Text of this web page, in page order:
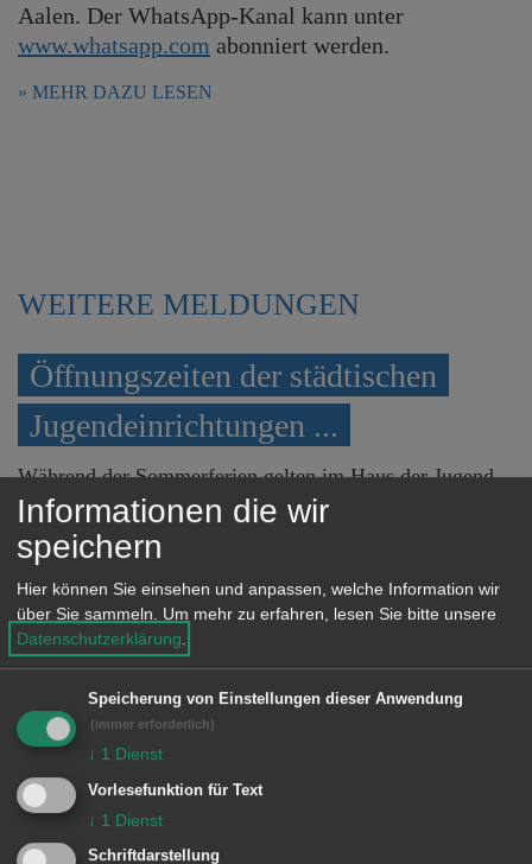
Aalen. Der WhatsApp-Kanal kann unter
www.whatsapp.com abonniert werden.
MEHR DAZU LESEN
WEITERE MELDUNGEN
Öffnungszeiten der städtischen
Jugendeinrichtungen ...
Während der Sommerferien gelten im Haus der Jugend,
im Jugendtreff WeststadtZentrum sowie im Jugendtreff
Wasseralfingen geänderte Öffnungszeiten.
MEHR DAZU LESEN
Aussteller für drittes
Adventsmärktle gesucht
Am Sonntag, 29. November, veranstaltet die Ortschaft
Unterrombach-Hofherrnweiler auf dem Festplatz
Unterrombach ihr drittes Adventsmärktle. Dafür werden
noch Ausstellerinnen und Aussteller gesucht.
MEHR DAZU LESEN
Informationen die wir
speichern
Hier können Sie einsehen und anpassen, welche Information wir
über Sie sammeln.
Um mehr zu erfahren, lesen Sie bitte unsere
Datenschutzerklärung
Speicherung von Einstellungen dieser Anwendung
(immer erforderlich)
↓ 1 Dienst
Vorlesefunktion für Text
↓ 1 Dienst
Schriftdarstellung